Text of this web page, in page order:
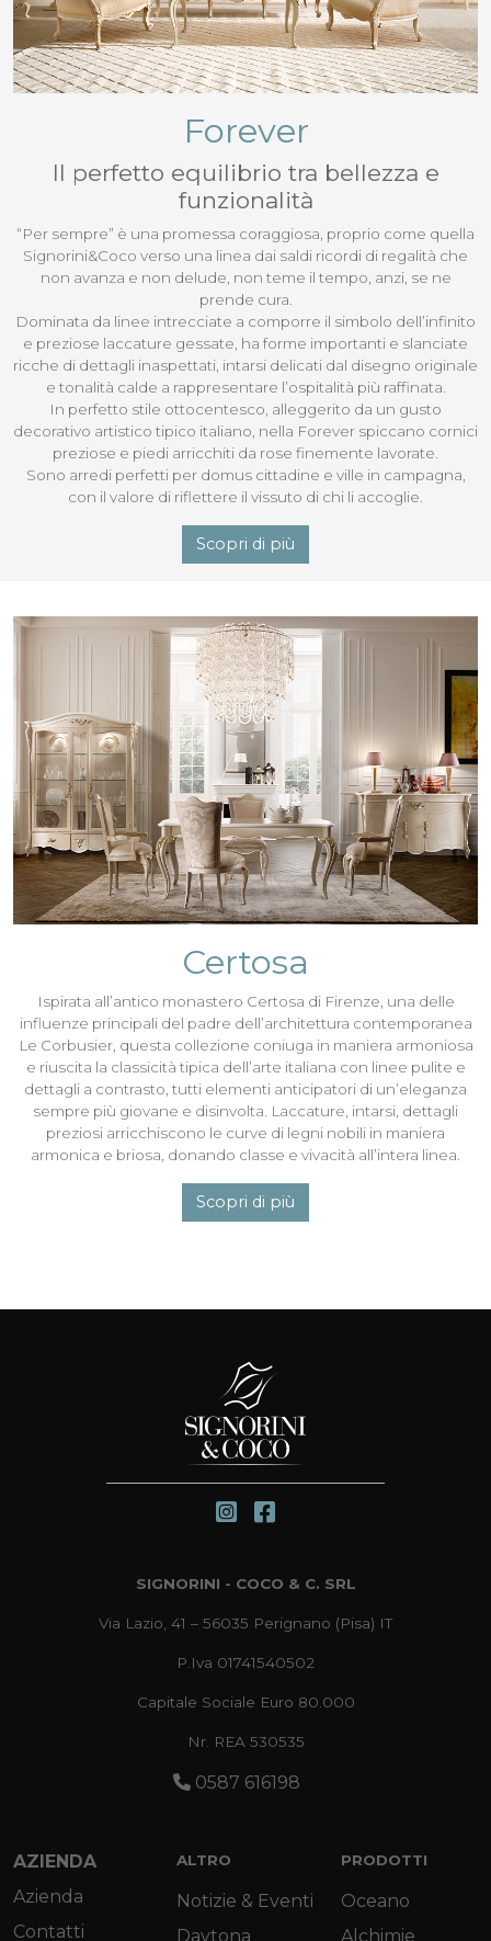
Forever
Il perfetto equilibrio tra bellezza e
funzionalità
“Per sempre” è una promessa coraggiosa, proprio come quella
Signorini&Coco verso una linea dai saldi ricordi di regalità che
non avanza e non delude, non teme il tempo, anzi, se ne
prende cura.
Dominata da linee intrecciate a comporre il simbolo dell’infinito
e preziose laccature gessate, ha forme importanti e slanciate
ricche di dettagli inaspettati, intarsi delicati dal disegno originale
e tonalità calde a rappresentare l’ospitalità più raffinata.
In perfetto stile ottocentesco, alleggerito da un gusto
decorativo artistico tipico italiano, nella Forever spiccano cornici
preziose e piedi arricchiti da rose finemente lavorate.
Sono arredi perfetti per domus cittadine e ville in campagna,
con il valore di riflettere il vissuto di chi li accoglie.
Scopri di più
Certosa
Ispirata all’antico monastero Certosa di Firenze, una delle
influenze principali del padre dell’architettura contemporanea
Le Corbusier, questa collezione coniuga in maniera armoniosa
e riuscita la classicità tipica dell’arte italiana con linee pulite e
dettagli a contrasto, tutti elementi anticipatori di un’eleganza
sempre più giovane e disinvolta. Laccature, intarsi, dettagli
preziosi arricchiscono le curve di legni nobili in maniera
armonica e briosa, donando classe e vivacità all’intera linea.
Scopri di più
SIGNORINI - COCO & C. SRL
Via Lazio, 41 – 56035 Perignano (Pisa) IT
P.Iva 01741540502
Capitale Sociale Euro 80.000
Nr. REA 530535
0587 616198
AZIENDA
Azienda
Contatti
ALTRO
Notizie & Eventi
Daytona
PRODOTTI
Oceano
Alchimie